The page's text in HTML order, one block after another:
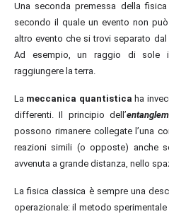
Una seconda premessa della
secondo il quale un evento non
altro evento che si trovi separato
Ad esempio, un raggio di sole
raggiungere la terra.
La meccanica quantistica ha
differenti. Il principio dell’
possono rimanere collegate l’una
reazioni simili (o opposte) anche
avvenuta a grande distanza, nello
La fisica classica è sempre una
operazionale: il metodo